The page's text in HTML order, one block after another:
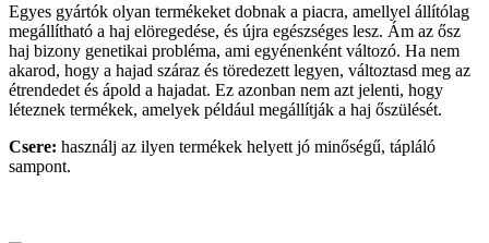
Egyes gyártók olyan termékeket dobnak a piacra, amellyel állítólag
megállítható a haj elöregedése, és újra egészséges lesz. Ám az ősz
haj bizony genetikai probléma, ami egyénenként változó. Ha nem
akarod, hogy a hajad száraz és töredezett legyen, változtasd meg az
étrendedet és ápold a hajadat. Ez azonban nem azt jelenti, hogy
léteznek termékek, amelyek például megállítják a haj őszülését.
Csere: használj az ilyen termékek helyett jó minőségű, tápláló
sampont.